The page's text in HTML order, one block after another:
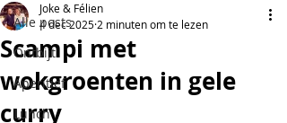
Alle posts
Ontbijt
Aperitief
Lunch
Scampi met
wokgroenten in gele
curry
Joke & Félien
4 dec 2025 2 minuten om te lezen